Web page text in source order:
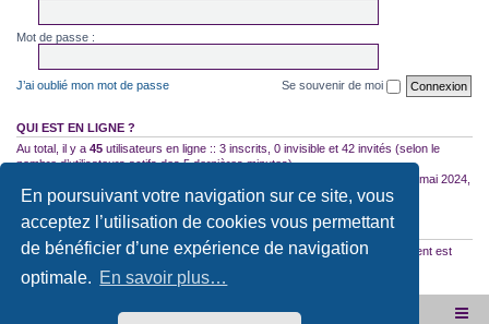
En poursuivant votre navigation sur ce site, vous
acceptez l’utilisation de cookies vous permettant
de bénéficier d’une expérience de navigation
optimale. En savoir plus…
Mot de passe :
J’ai oublié mon mot de passe Se souvenir de moi
QUI EST EN LIGNE ?
Au total, il y a 45 utilisateurs en ligne :: 3 inscrits, 0 invisible et 42 invités (selon le
nombre d’utilisateurs actifs des 5 dernières minutes)
le 10 mai 2024,
18:04
STATISTIQUES
35522messages •2587sujets •2953 membres • Notre membre le plus récent est
Site internet de l'association Accueil du forum